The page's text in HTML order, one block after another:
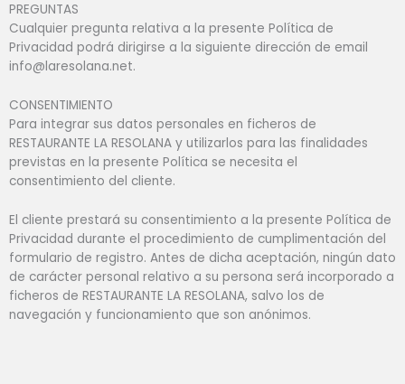
PREGUNTAS
Cualquier pregunta relativa a la presente Política de
Privacidad podrá dirigirse a la siguiente dirección de email
info@laresolana.net.
CONSENTIMIENTO
Para integrar sus datos personales en ficheros de
RESTAURANTE LA RESOLANA y utilizarlos para las finalidades
previstas en la presente Política se necesita el
consentimiento del cliente.
El cliente prestará su consentimiento a la presente Política de
Privacidad durante el procedimiento de cumplimentación del
formulario de registro. Antes de dicha aceptación, ningún dato
de carácter personal relativo a su persona será incorporado a
ficheros de RESTAURANTE LA RESOLANA, salvo los de
navegación y funcionamiento que son anónimos.